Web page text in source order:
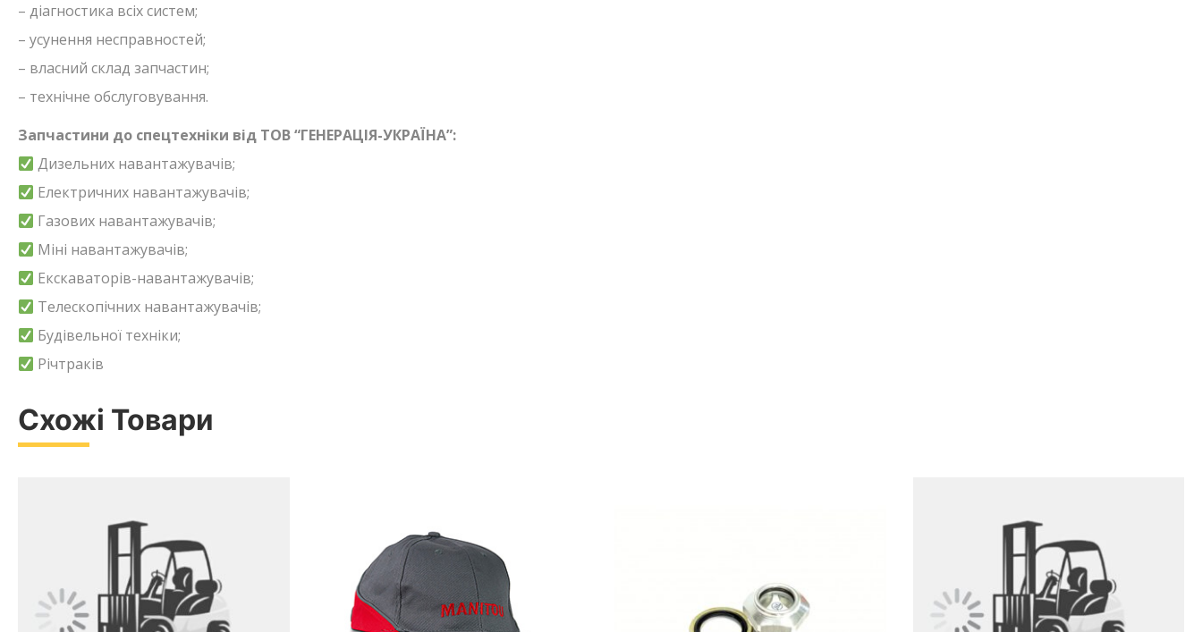
– діагностика всіх систем;
– усунення несправностей;
– власний склад запчастин;
– технічне обслуговування.
Запчастини до спецтехніки від ТОВ “ГЕНЕРАЦІЯ-УКРАЇНА”:
Дизельних навантажувачів;
Електричних навантажувачів;
Газових навантажувачів;
Міні навантажувачів;
Екскаваторів-навантажувачів;
Телескопічних навантажувачів;
Будівельної техніки;
Річтраків
Схожі Товари